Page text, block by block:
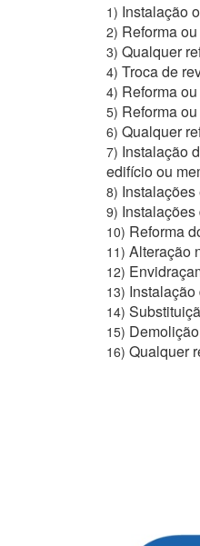
1) Instalação
2) Reforma
3) Qualquer
4) Troca de
4) Reforma
5) Reforma
6) Qualquer
7) Instalação
edifício ou
8) Instalações
9) Instalações
10) Reforma
11) Alteração
12)
13)
14)
15)
16) Qualquer